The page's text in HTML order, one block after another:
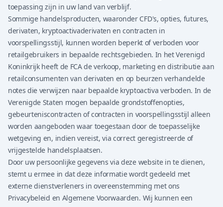
toepassing zijn in uw land van verblijf.
Sommige handelsproducten, waaronder CFD's, opties, futures,
derivaten, kryptoactivaderivaten en contracten in
voorspellingsstijl, kunnen worden beperkt of verboden voor
retailgebruikers in bepaalde rechtsgebieden. In het Verenigd
Koninkrijk heeft de FCA de verkoop, marketing en distributie aan
retailconsumenten van derivaten en op beurzen verhandelde
notes die verwijzen naar bepaalde kryptoactiva verboden. In de
Verenigde Staten mogen bepaalde grondstoffenopties,
gebeurteniscontracten of contracten in voorspellingsstijl alleen
worden aangeboden waar toegestaan door de toepasselijke
wetgeving en, indien vereist, via correct geregistreerde of
vrijgestelde handelsplaatsen.
Door uw persoonlijke gegevens via deze website in te dienen,
stemt u ermee in dat deze informatie wordt gedeeld met
externe dienstverleners in overeenstemming met ons
Privacybeleid en Algemene Voorwaarden. Wij kunnen een